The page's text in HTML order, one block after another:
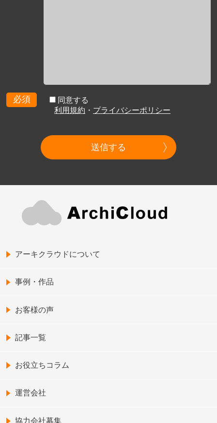
必須
同意する
利用規約 ・ プライバシーポリシー
送信する
アーキクラウドについて
事例・作品
お客様の声
記事一覧
お役立ちコラム
運営会社
協力会社募集